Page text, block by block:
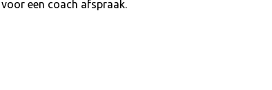
een coach afspraak.